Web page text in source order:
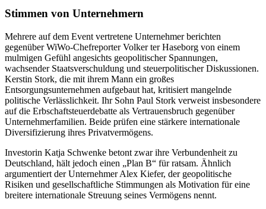
Stimmen von Unternehmern
Mehrere auf dem Event vertretene Unternehmer berichten
gegenüber WiWo-Chefreporter Volker ter Haseborg von einem
mulmigen Gefühl angesichts geopolitischer Spannungen,
wachsender Staatsverschuldung und steuerpolitischer Diskussionen.
Kerstin Stork, die mit ihrem Mann ein großes
Entsorgungsunternehmen aufgebaut hat, kritisiert mangelnde
politische Verlässlichkeit. Ihr Sohn Paul Stork verweist insbesondere
auf die Erbschaftsteuerdebatte als Vertrauensbruch gegenüber
Unternehmerfamilien. Beide prüfen eine stärkere internationale
Diversifizierung ihres Privatvermögens.
Investorin Katja Schwenke betont zwar ihre Verbundenheit zu
Deutschland, hält jedoch einen „Plan B“ für ratsam. Ähnlich
argumentiert der Unternehmer Alex Kiefer, der geopolitische
Risiken und gesellschaftliche Stimmungen als Motivation für eine
breitere internationale Streuung seines Vermögens nennt.